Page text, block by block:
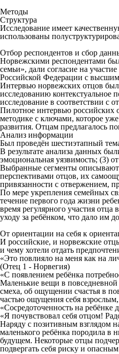
Методы
Структура
Исследование имеет
использованы
Отбор респондентов и сбор
Норвежскими респондентами
семьи», дали согласие на
Российской Федерации с высшим
Интервью норвежских отцов
исследованию контекстуальное
исследование в соответствии с
Пилотное интервью российских
методике с ключами, которое
развития. Отцам предлагалось
Анализ информации
Был проведён шестиэтапный
В результате анализа данных
эмоциональная уязвимость; (3)
Выбранные сегменты описывают
перспективами отцов, их
привязанности с отвержением,
По мере укрепления семейных
течение первого года жизни
время регулярного участия
уходу за ребёнком, что дало им
От ориентации на себя к
И российские, и норвежские
и чему хотели отдать
«Это повлияло на меня как на
(Отец 1 - Норвегия)
«С появлением ребёнка
Маленькие вещи в повседневной
смеха, об ощущении счастья в
частью ощущения себя
«Сосредоточенность на
«Я почувствовал себя отцом!
Наряду с позитивным взглядом
маленького ребёнка породила
будущем. Некоторые отцы
подвергать себя риску и